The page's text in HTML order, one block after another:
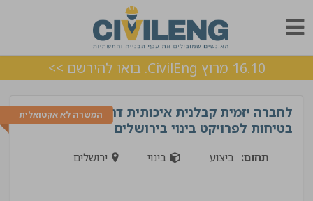
16.10 מרוץ CivilEng. בואו להירשם >>
המשרה לא אקטואליתלחברה יזמית קבלנית איכותית דרוש עוזר
בטיחות לפרויקט בינוי בירושלים
תחום: ביצוע בינוי ירושלים